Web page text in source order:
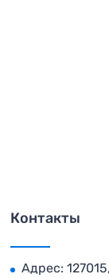
Контакты
Адрес: